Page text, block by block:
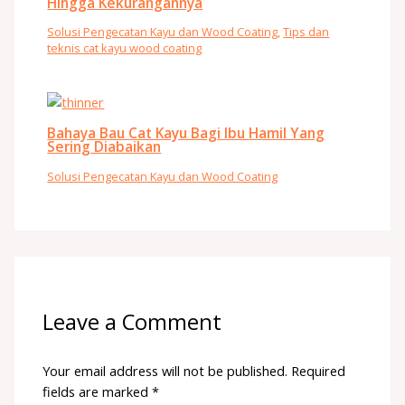
Solusi Pengecatan Kayu dan Wood Coating,Tips dan
teknis cat kayu wood coating
Bahaya Bau Cat Kayu Bagi Ibu Hamil Yang
Sering Diabaikan
Solusi Pengecatan Kayu dan Wood Coating
Leave a Comment
Your email address will not be published. Required
fields are marked*